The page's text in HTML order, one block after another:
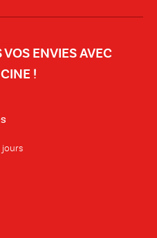
ENVIES AVEC
!
jours